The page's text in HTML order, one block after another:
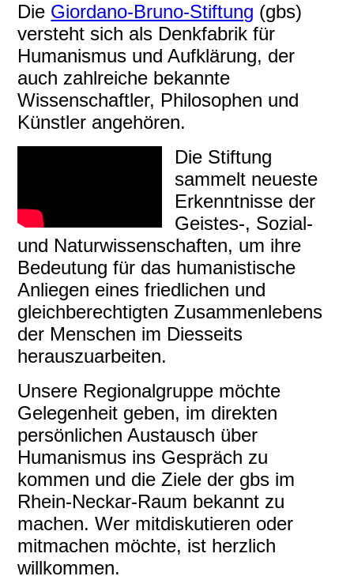
Die Giordano-Bruno-Stiftung (gbs)
versteht sich als Denkfabrik für
Humanismus und Aufklärung, der
auch zahlreiche bekannte
Wissenschaftler, Philosophen und
Künstler angehören.
Die Stiftung
sammelt neueste
Erkenntnisse der
Geistes‑, Sozial-
und Naturwissenschaften, um ihre
Bedeutung für das humanistische
Anliegen eines friedlichen und
gleichberechtigten Zusammenlebens
der Menschen im Diesseits
herauszuarbeiten.
Unsere Regionalgruppe möchte
Gelegenheit geben, im direkten
persönlichen Austausch über
Humanismus ins Gespräch zu
kommen und die Ziele der gbs im
Rhein-Neckar-Raum bekannt zu
machen. Wer mitdiskutieren oder
mitmachen möchte, ist herzlich
willkommen.